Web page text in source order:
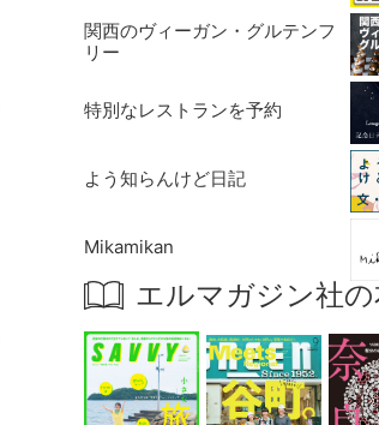
関西のヴィーガン・グルテンフ
リー
特別なレストランを予約
よう知らんけど日記
Mikamikan
エルマガジン社の